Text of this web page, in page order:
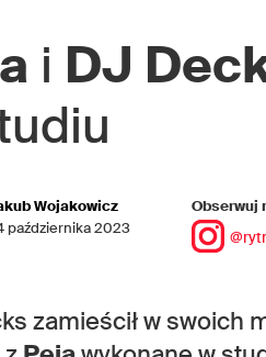
i DJ
Wojakowicz
października 2023
Obserwuj
zamieścił w swoich